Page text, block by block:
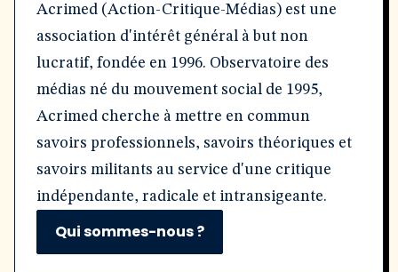
Acrimed (Action-Critique-Médias) est une
association d'intérêt général à but non
lucratif, fondée en 1996. Observatoire des
médias né du mouvement social de 1995,
Acrimed cherche à mettre en commun
savoirs professionnels, savoirs théoriques et
savoirs militants au service d'une critique
indépendante, radicale et intransigeante.
Qui sommes-nous ?